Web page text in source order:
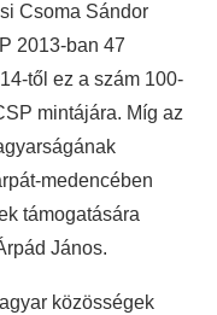
Csoma Sándor
2013-ban 47
től ez a szám 100-
mintájára. Míg az
medencében
támogatására
János.
közösségek